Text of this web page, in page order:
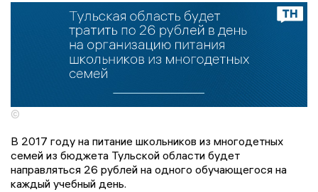
©
В 2017 году на питание школьников из многодетных
семей из бюджета Тульской области будет
направляться 26 рублей на одного обучающегося на
каждый учебный день.